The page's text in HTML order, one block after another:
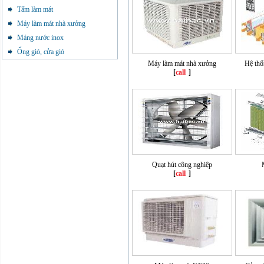
Tấm làm mát
Máy làm mát nhà xưởng
Máng nước inox
Ống gió, cửa gió
Máy làm mát nhà xưởng
[call ]
Hệ
Quạt hút công nghiệp
[call ]